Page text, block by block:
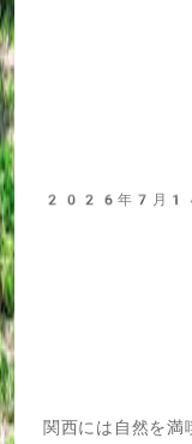
2026年7月
関西には自然を満